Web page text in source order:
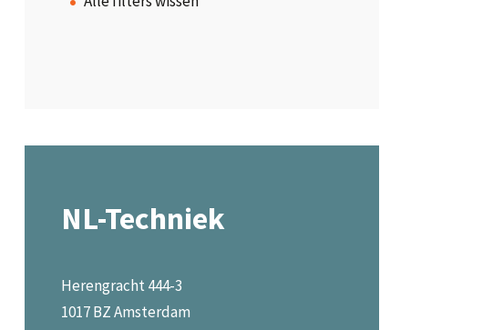
NL-Techniek
Herengracht 444-3
1017 BZ Amsterdam